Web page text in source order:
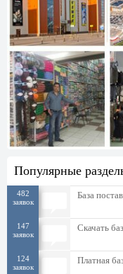
Популярные
482
заявок
База
147
заявок
Скачать
124
заявок
Платная